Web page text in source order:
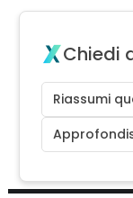
Chiedi
Riassumi